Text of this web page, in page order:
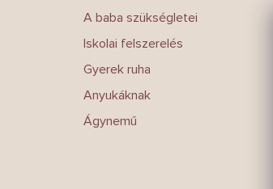
A baba szükségletei
Iskolai felszerelés
Gyerek ruha
Anyukáknak
Ágynemű